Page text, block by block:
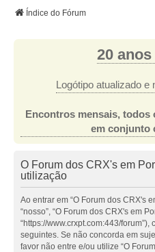
Índice do Fórum
20
Logótipo atualizado
Encontros mensais, todos
em conjunto
O Forum dos CRX's em
utilização
Ao entrar em “O Forum dos CRX's
“nosso”, “O Forum dos CRX's em
“https://www.crxpt.com:443/
seguintes. Se não concorda em
favor não entre e/ou utilize “O